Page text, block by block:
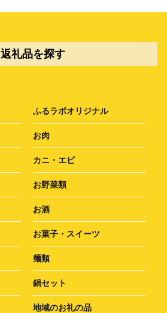
返礼品を探す
ふるラボオリジナル
お肉
カニ・エビ
お野菜類
お酒
お菓子・スイーツ
麺類
鍋セット
地域のお礼の品